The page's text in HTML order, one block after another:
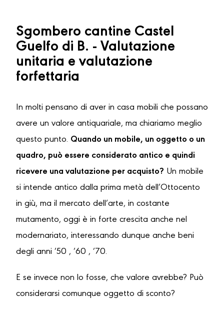
Sgombero cantine Castel
Guelfo di B. - Valutazione
unitaria e valutazione
forfettaria
In molti pensano di aver in casa mobili che possano
avere un valore antiquariale, ma chiariamo meglio
questo punto. Quando un mobile, un oggetto o un
quadro, può essere considerato antico e quindi
ricevere una valutazione per acquisto? Un mobile
si intende antico dalla prima metà dell’Ottocento
in giù, ma il mercato dell’arte, in costante
mutamento, oggi è in forte crescita anche nel
modernariato, interessando dunque anche beni
degli anni ’50 , ’60 , ’70.
E se invece non lo fosse, che valore avrebbe? Può
considerarsi comunque oggetto di sconto?